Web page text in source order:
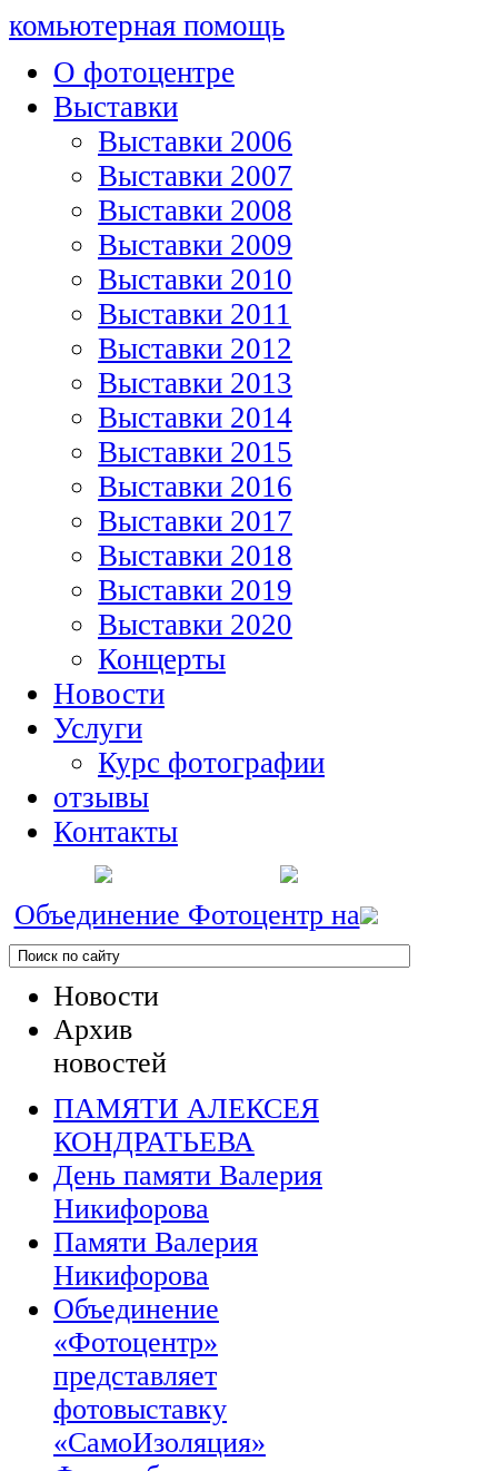
комьютерная помощь
О фотоцентре
Выставки
Выставки 2006
Выставки 2007
Выставки 2008
Выставки 2009
Выставки 2010
Выставки 2011
Выставки 2012
Выставки 2013
Выставки 2014
Выставки 2015
Выставки 2016
Выставки 2017
Выставки 2018
Выставки 2019
Выставки 2020
Концерты
Новости
Услуги
Курс фотографии
отзывы
Контакты
Объединение Фотоцентр на
Новости
Архив
новостей
ПАМЯТИ АЛЕКСЕЯ
КОНДРАТЬЕВА
День памяти Валерия
Никифорова
Памяти Валерия
Никифорова
Объединение
«Фотоцентр»
представляет
фотовыставку
«СамоИзоляция»